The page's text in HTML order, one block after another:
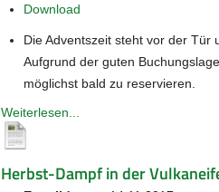
Download
Die Adventszeit steht vor der Tür
Aufgrund der guten
möglichst bald zu reservieren.
Weiterlesen...
Herbst-Dampf in der